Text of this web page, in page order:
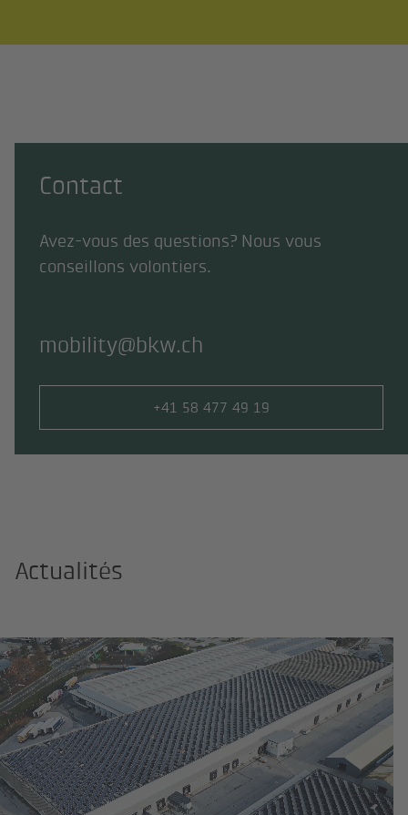
Contact
Avez-vous des questions? Nous vous
conseillons volontiers.
mobility@bkw.ch
Numéro de téléphone
+41 58 477 49 19
Actualités